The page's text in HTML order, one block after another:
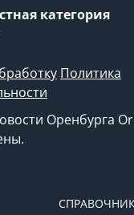
категория
Политика
Оренбурга
СПРАВОЧНИК